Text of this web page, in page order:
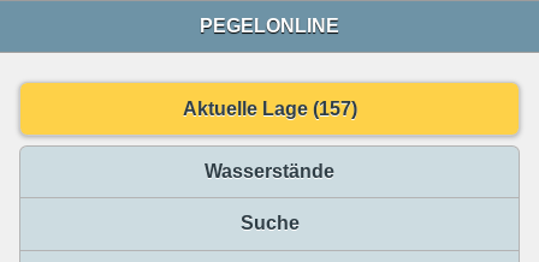
PEGELONLINE
Aktuelle Lage (157)
Wasserstände
Suche